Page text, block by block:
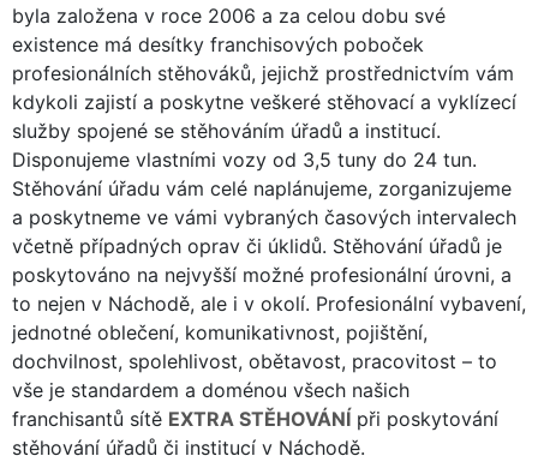
byla založena v roce 2006 a za celou dobu své
existence má desítky franchisových poboček
profesionálních stěhováků, jejichž prostřednictvím vám
kdykoli zajistí a poskytne veškeré stěhovací a vyklízecí
služby spojené se stěhováním úřadů a institucí.
Disponujeme vlastními vozy od 3,5 tuny do 24 tun.
Stěhování úřadu vám celé naplánujeme, zorganizujeme
a poskytneme ve vámi vybraných časových intervalech
včetně případných oprav či úklidů. Stěhování úřadů je
poskytováno na nejvyšší možné profesionální úrovni, a
to nejen v Náchodě, ale i v okolí. Profesionální vybavení,
jednotné oblečení, komunikativnost, pojištění,
dochvilnost, spolehlivost, obětavost, pracovitost – to
vše je standardem a doménou všech našich
franchisantů sítě EXTRA STĚHOVÁNÍ při poskytování
stěhování úřadů či institucí v Náchodě.